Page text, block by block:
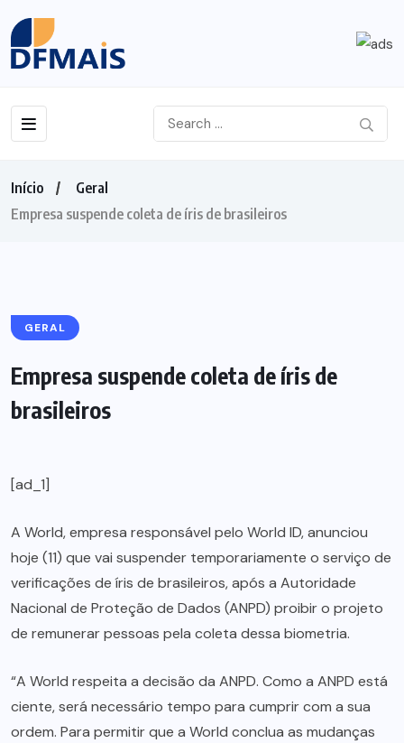
Início
Geral
Empresa suspende coleta de íris de brasileiros
GERAL
Empresa suspende coleta de íris de
brasileiros
[ad_1]
A World, empresa responsável pelo World ID, anunciou
hoje (11) que vai suspender temporariamente o serviço de
verificações de íris de brasileiros, após a Autoridade
Nacional de Proteção de Dados (ANPD) proibir o projeto
de remunerar pessoas pela coleta dessa biometria.
“A World respeita a decisão da ANPD. Como a ANPD está
ciente, será necessário tempo para cumprir com a sua
ordem. Para permitir que a World conclua as mudanças